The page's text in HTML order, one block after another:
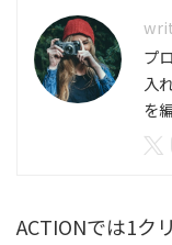
プ
入
を
ACTIONでは1ク